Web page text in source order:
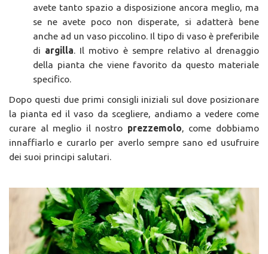
avete tanto spazio a disposizione ancora meglio, ma
se ne avete poco non disperate, si adatterà bene
anche ad un vaso piccolino. Il tipo di vaso è preferibile
di argilla. Il motivo è sempre relativo al drenaggio
della pianta che viene favorito da questo materiale
specifico.
Dopo questi due primi consigli iniziali sul dove posizionare
la pianta ed il vaso da scegliere, andiamo a vedere come
curare al meglio il nostro prezzemolo, come dobbiamo
innaffiarlo e curarlo per averlo sempre sano ed usufruire
dei suoi principi salutari.